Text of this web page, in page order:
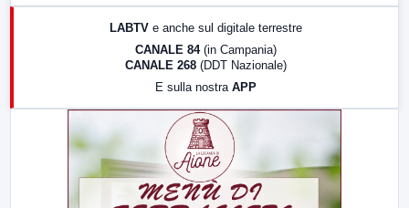
LABTV e anche sul digitale terrestre
CANALE 84 (in Campania)
CANALE 268 (DDT Nazionale)
E sulla nostra APP